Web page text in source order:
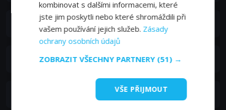
Helena Bartlová
Astrid Bernkope
kombinovat s dalšími informacemi, které
jste jim poskytli nebo které shromáždili při
vašem používání jejich služeb. Zásady
ochrany osobních údajů
ZOBRAZIT VŠECHNY PARTNERY (51) →
VŠE PŘIJMOUT